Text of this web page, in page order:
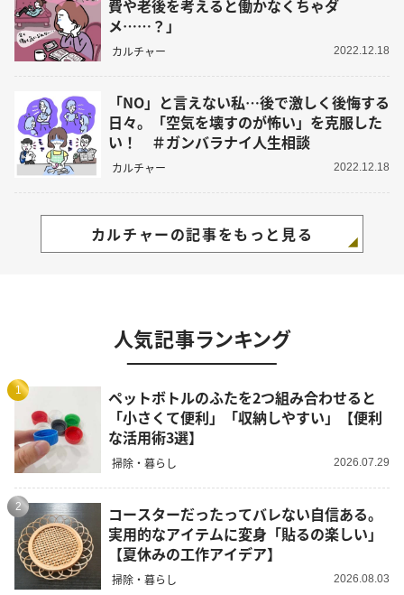
費や老後を考えると働かなくちゃダ
メ……？」
カルチャー 2022.12.18
「NO」と言えない私…後で激しく後悔する
日々。「空気を壊すのが怖い」を克服した
い！ ＃ガンバラナイ人生相談
カルチャー 2022.12.18
カルチャーの記事をもっと見る
人気記事ランキング
1
ペットボトルのふたを2つ組み合わせると
「小さくて便利」「収納しやすい」【便利
な活用術3選】
掃除・暮らし 2026.07.29
2
コースターだったってバレない自信ある。
実用的なアイテムに変身「貼るの楽しい」
【夏休みの工作アイデア】
掃除・暮らし 2026.08.03